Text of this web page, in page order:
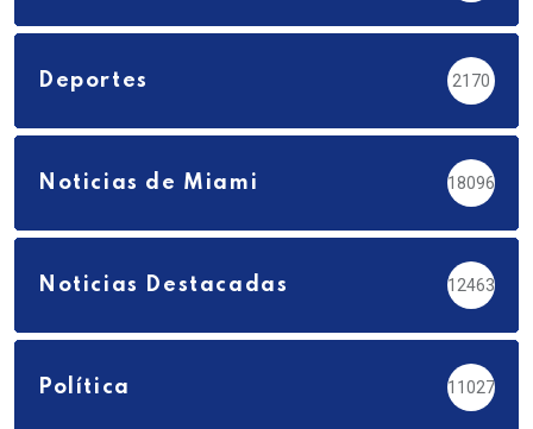
Deportes 2170
Noticias de Miami 18096
Noticias Destacadas 12463
Política 11027